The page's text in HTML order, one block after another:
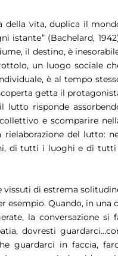
della vita, duplica il
istante” (Bachelard,
il destino, è
un luogo sociale
è al tempo
getta il
lutto risponde
e scomparire
rielaborazione del lutto:
di tutti i luoghi e di tutti
vissuti di estrema
esempio. Quando, in una
la conversazione si
dovresti
guardarci in faccia,